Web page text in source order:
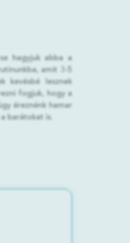
hagyjuk abba a
amit 3-5
kevésbé lesznek
fogjuk, hogy a
éreznénk hamar
barátokat is.